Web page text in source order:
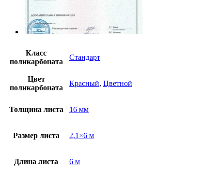
Класс
поликарбоната
Стандарт
Цвет
поликарбоната
Красный, Цветной
Толщина листа 16 мм
Размер листа 2,1×6 м
Длина листа 6 м